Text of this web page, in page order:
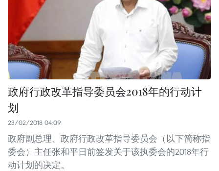
政府行政改革指导委员会2018年的行动计
划
23/02/2018 04:09
政府副总理、政府行政改革指导委员会（以下简称指
委会）主任张和平日前签发关于该执委会的2018年行
动计划的决定。